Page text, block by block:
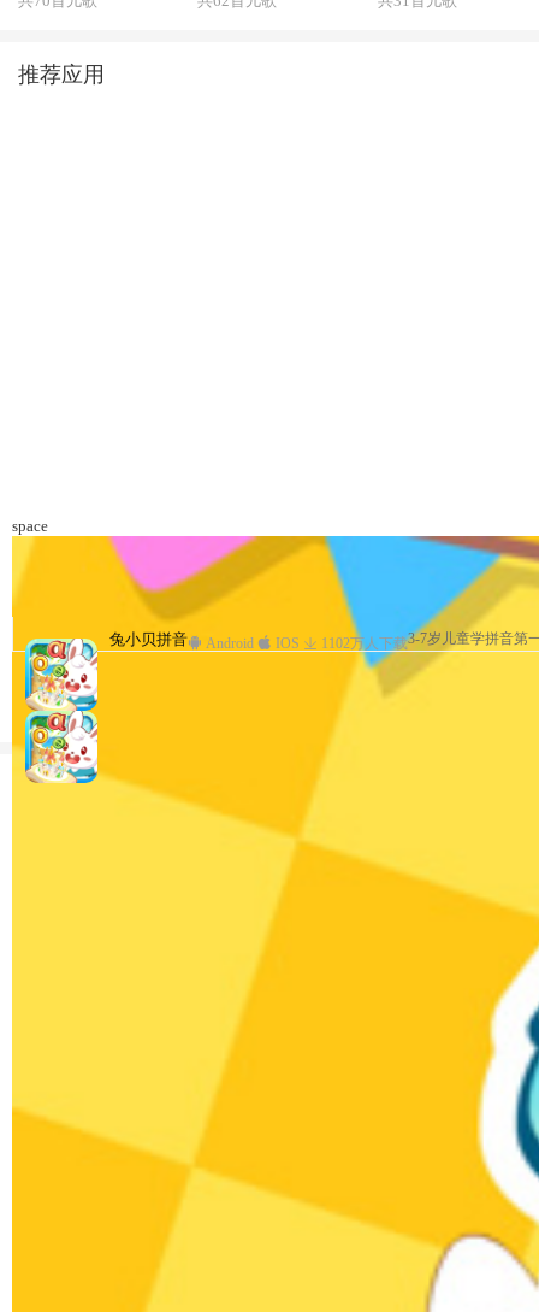
推荐应用
space
兔小贝儿童故事 Android IOS 1069万人下载儿童故事专业
兔小贝拼音 Android IOS 1102万人下载3-7岁儿童学拼音第
兔小贝—与孩子亲密互动 Android IOS 1235万人下载早教
兔小贝儿歌 Android IOS 1203万人下载儿歌、故事、国学
兔小贝儿童故事 Android IOS 1069万人下载儿童故事专业
兔小贝拼音 Android IOS 1102万人下载3-7岁儿童学拼音第
热门排行
千字文-01
01:23 6.6万次播放